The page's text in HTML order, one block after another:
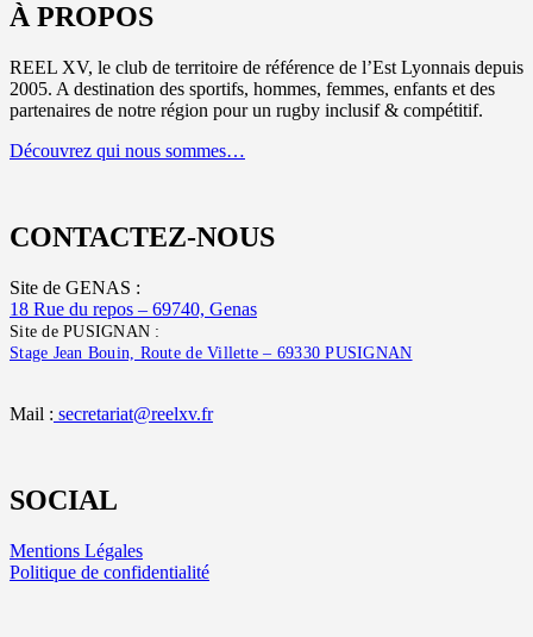
À PROPOS
REEL XV, le club de territoire de référence de l’Est Lyonnais depuis
2005. A destination des sportifs, hommes, femmes, enfants et des
partenaires de notre région pour un rugby inclusif & compétitif.
Découvrez qui nous sommes…
CONTACTEZ-NOUS
Site de GENAS :
18 Rue du repos – 69740, Genas
Site de PUSIGNAN :
Stage Jean Bouin, Route de Villette – 69330 PUSIGNAN
Mail : secretariat@reelxv.fr
SOCIAL
Mentions Légales
Politique de confidentialité